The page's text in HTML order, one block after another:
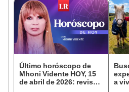
Último horóscopo de
Mhoni Vidente HOY, 15
de abril de 2026: revisa
a